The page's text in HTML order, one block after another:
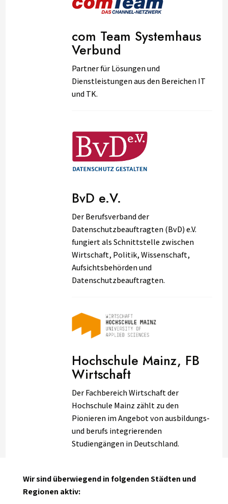
com Team Systemhaus
Verbund
Partner für Lösungen und
Dienstleistungen aus den Bereichen IT
und TK.
BvD e.V.
Der Berufsverband der
Datenschutzbeauftragten (BvD) e.V.
fungiert als Schnittstelle zwischen
Wirtschaft, Politik, Wissenschaft,
Aufsichtsbehörden und
Datenschutzbeauftragten.
Hochschule Mainz, FB
Wirtschaft
Der Fachbereich Wirtschaft der
Hochschule Mainz zählt zu den
Pionieren im Angebot von ausbildungs-
und berufs integrierenden
Studiengängen in Deutschland.
Wir sind überwiegend in folgenden Städten und
Regionen aktiv: